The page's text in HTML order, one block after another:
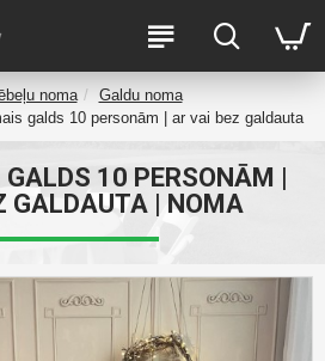
noma
Galdu noma
galds 10 personām | ar vai bez galdauta
10 PERSONĀM |
GALDAUTA | NOMA